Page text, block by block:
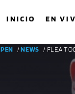
INICIO EN
/NEWS / FLEA